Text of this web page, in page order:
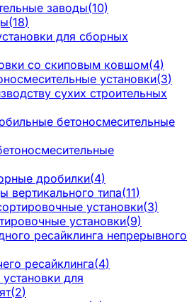
заводы(10)
(18)
для сборных
со скиповым ковшом(4)
установки(3)
сухих строительных
бетоносмесительные
дробилки(4)
вертикального типа(11)
установки(3)
установки(9)
ресайклинга непрерывного
ресайклинга(4)
для
(2)